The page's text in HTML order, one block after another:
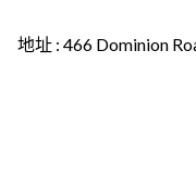
地址 : 466 Dominion